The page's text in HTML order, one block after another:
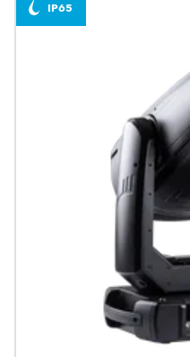
IP65